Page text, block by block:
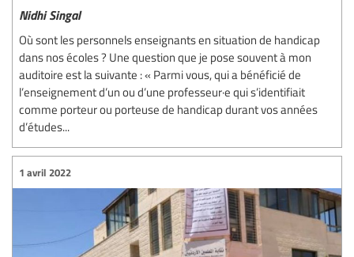
Nidhi Singal
Où sont les personnels enseignants en situation de handicap
dans nos écoles ? Une question que je pose souvent à mon
auditoire est la suivante : « Parmi vous, qui a bénéficié de
l’enseignement d’un ou d’une professeur·e qui s’identifiait
comme porteur ou porteuse de handicap durant vos années
d’études...
1 avril 2022